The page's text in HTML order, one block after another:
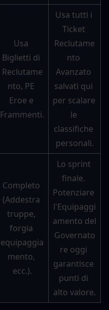
Usa
Biglietti di
Reclutame
nto, PE
Eroe e
Frammenti.
Usa tutti i
Ticket
Reclutame
nto
Avanzato
salvati qui
per scalare
le
classifiche
personali.
Completo
(Addestra
truppe,
forgia
equipaggia
mento,
ecc.).
Lo sprint
finale.
Potenziare
l'Equipaggi
amento del
Governato
re oggi
garantisce
punti di
alto valore.